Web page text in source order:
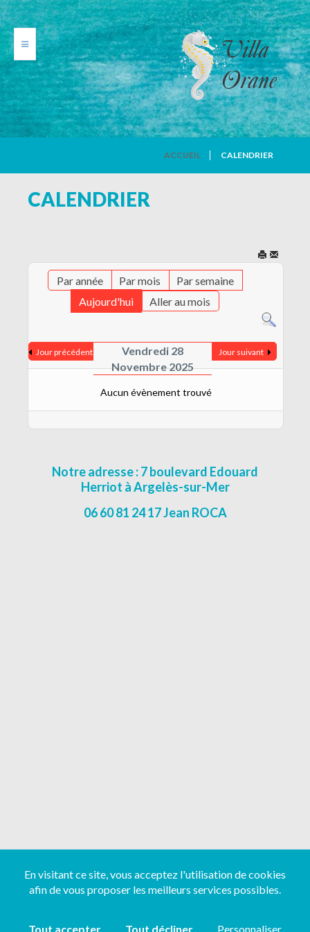
AVIS DE VACANCIERS
CONTACT
MENTIONS LÉGALES
ACCUEIL CALENDRIER
CALENDRIER
Par année Par mois
Par semaine
Aujourd'hui
Aller au mois
Jour précédent
Vendredi 28
Novembre 2025
Jour suivant
Aucun évènement trouvé
Notre adresse : 7 boulevard Edouard
Herriot à Argelès-sur-Mer
06 60 81 24 17 Jean ROCA
Copyright ©2026
En visitant ce site, vous acceptez l'utilisation de cookies
afin de vous proposer les meilleurs services possibles.
Tout accepter Tout décliner Personnaliser